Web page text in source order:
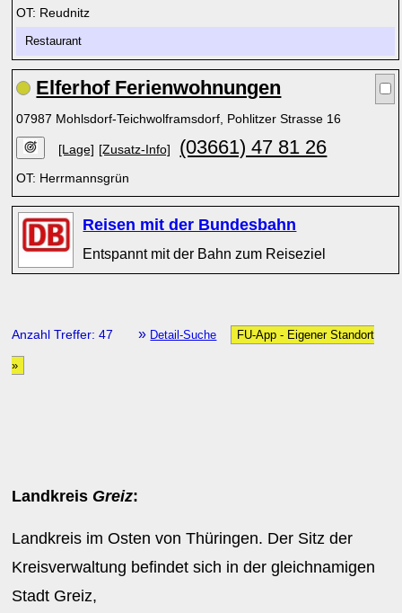
OT: Reudnitz
Restaurant
Elferhof Ferienwohnungen
07987 Mohlsdorf-Teichwolframsdorf, Pohlitzer Strasse 16
[Lage] [Zusatz-Info] (03661) 47 81 26
OT: Herrmannsgrün
Reisen mit der Bundesbahn
Entspannt mit der Bahn zum Reiseziel
Anzahl Treffer: 47 » Detail-Suche FU-App - Eigener Standort
»
Landkreis Greiz:
Landkreis im Osten von Thüringen. Der Sitz der
Kreisverwaltung befindet sich in der gleichnamigen
Stadt Greiz,